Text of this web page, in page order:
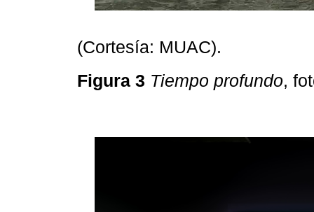
(Cortesía: MUAC).
Figura 3 Tiempo profundo,